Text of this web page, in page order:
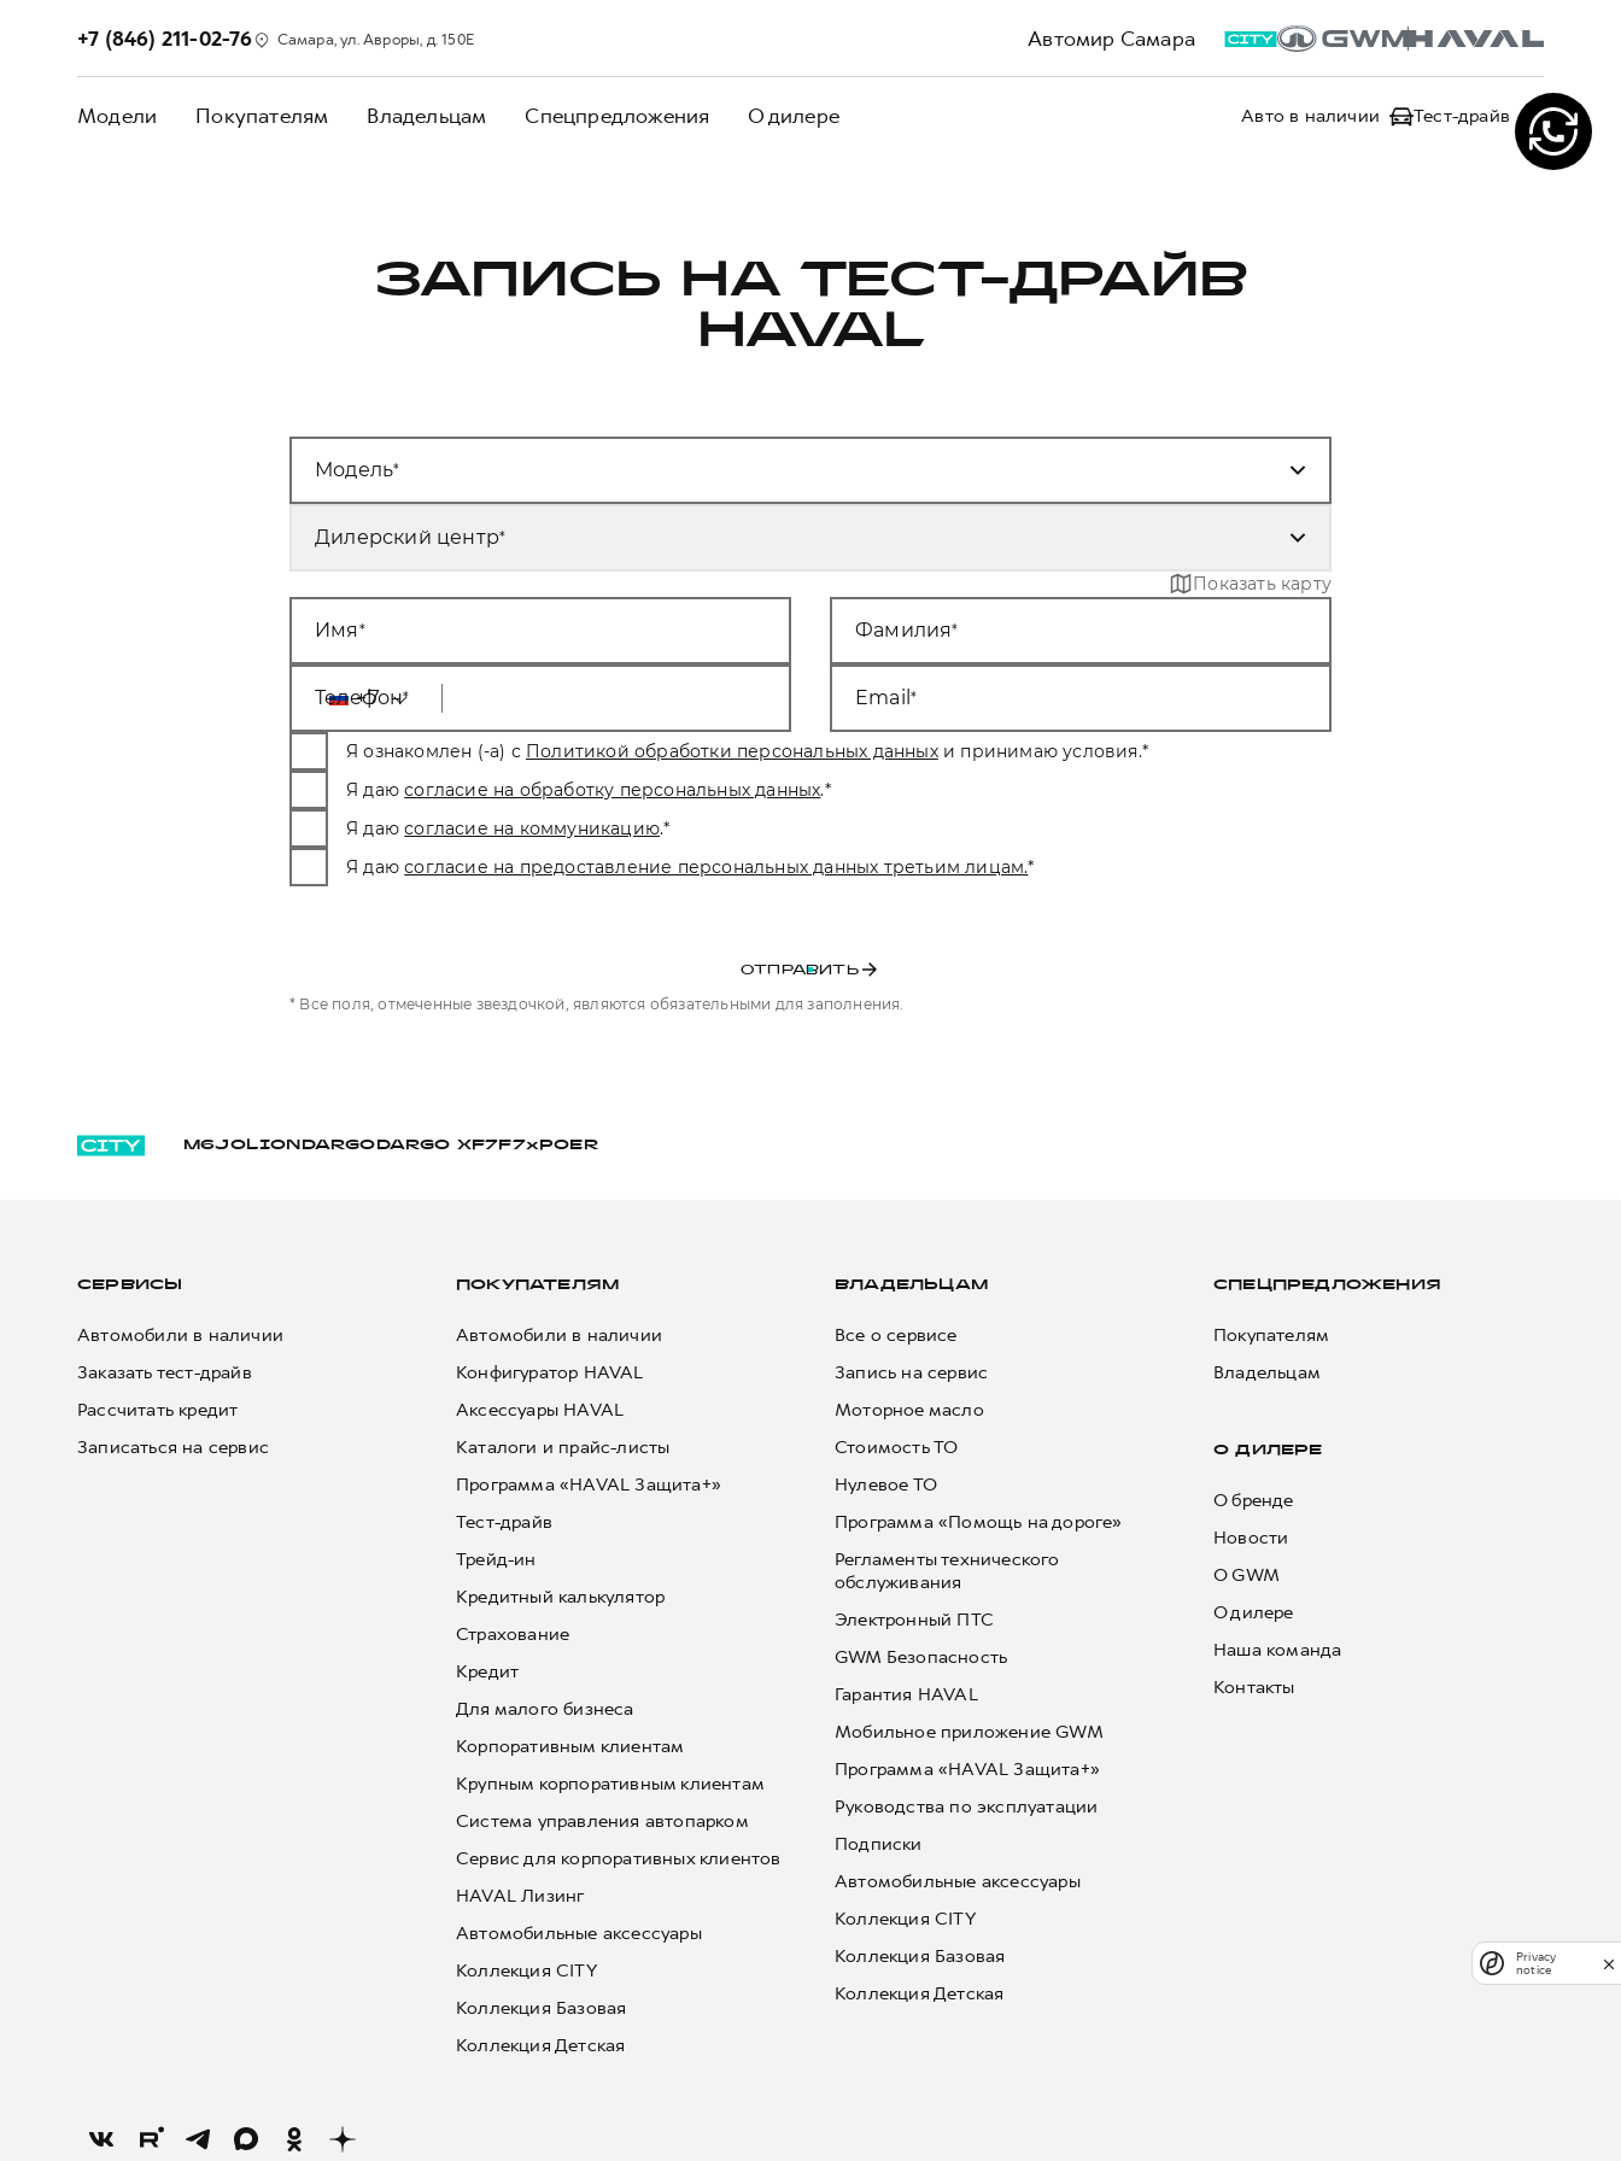
Автомир Самара
+7 (846) 211-02-76 Самара, ул. Авроры, д. 150Е
Модели Покупателям Владельцам Спецпредложения О дилере Авто в наличии Тест-драйв
ЗАПИСЬ НА ТЕСТ-ДРАЙВ
HAVAL
Модель
Дилерский центр
Показать карту
Имя Фамилия
Телефон
+7 Email
Я ознакомлен (-а) с Политикой обработки персональных данных и принимаю условия.*
Я даю согласие на обработку персональных данных.*
Я даю согласие на коммуникацию.*
Я даю согласие на предоставление персональных данных третьим лицам.*
ОТПРАВИТЬ
* Все поля, отмеченные звездочкой, являются обязательными для заполнения.
M6JOLION DARGO DARGO Х F7 F7x POER
СЕРВИСЫ
Автомобили в наличии
Заказать тест-драйв
Рассчитать кредит
Записаться на сервис
ПОКУПАТЕЛЯМ
Автомобили в наличии
Конфигуратор HAVAL
Аксессуары HAVAL
Каталоги и прайс-листы
Программа «HAVAL Защита+»
Тест-драйв
Трейд-ин
Кредитный калькулятор
Страхование
Кредит
Для малого бизнеса
Корпоративным клиентам
Крупным корпоративным клиентам
Система управления автопарком
Сервис для корпоративных клиентов
HAVAL Лизинг
Автомобильные аксессуары
Коллекция CITY
Коллекция Базовая
Коллекция Детская
ВЛАДЕЛЬЦАМ
Все о сервисе
Запись на сервис
Моторное масло
Стоимость ТО
Нулевое ТО
Программа «Помощь на дороге»
Регламенты технического
обслуживания
Электронный ПТС
GWM Безопасность
Гарантия HAVAL
Мобильное приложение GWM
Программа «HAVAL Защита+»
Руководства по эксплуатации
Подписки
Автомобильные аксессуары
Коллекция CITY
Коллекция Базовая
Коллекция Детская
СПЕЦПРЕДЛОЖЕНИЯ
Покупателям
Владельцам
О ДИЛЕРЕ
О бренде
Новости
О GWM
О дилере
Наша команда
Контакты
Privacy
notice